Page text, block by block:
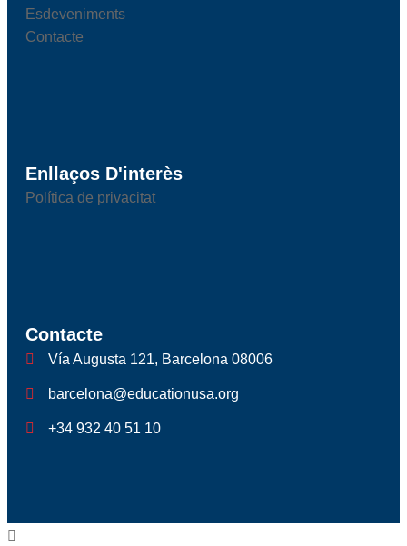
Esdeveniments
Contacte
Enllaços D'interès
Política de privacitat
Contacte
Vía Augusta 121, Barcelona 08006
barcelona@educationusa.org
+34 932 40 51 10